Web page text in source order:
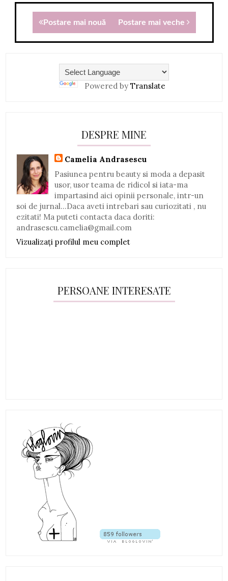
Postare mai nouă Postare mai veche
Powered by Translate
DESPRE MINE
Camelia Andrasescu
Pasiunea pentru beauty si moda a depasit
usor, usor teama de ridicol si iata-ma
impartasind aici opinii personale, intr-un
soi de jurnal...Daca aveti intrebari sau curiozitati , nu
ezitati! Ma puteti contacta daca doriti:
andrasescu.camelia@gmail.com
Vizualizați profilul meu complet
PERSOANE INTERESATE